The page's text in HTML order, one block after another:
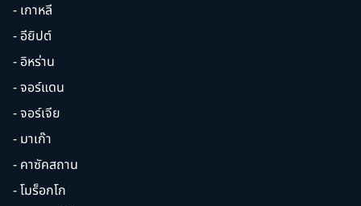
- เกาหลี
- อียิปต์
- อิหร่าน
- จอร์แดน
- จอร์เจีย
- มาเก๊า
- คาซัคสถาน
- โมร็อกโก